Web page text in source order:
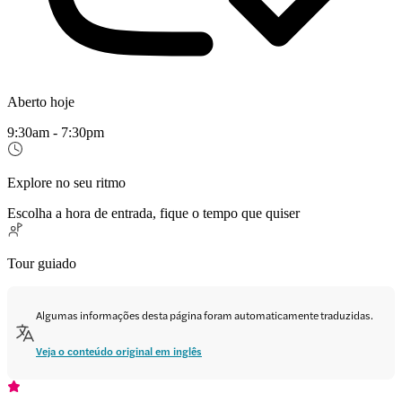
Aberto hoje
9:30am - 7:30pm
Explore no seu ritmo
Escolha a hora de entrada, fique o tempo que quiser
Tour guiado
Algumas informações desta página foram automaticamente traduzidas.
Veja o conteúdo original em inglês